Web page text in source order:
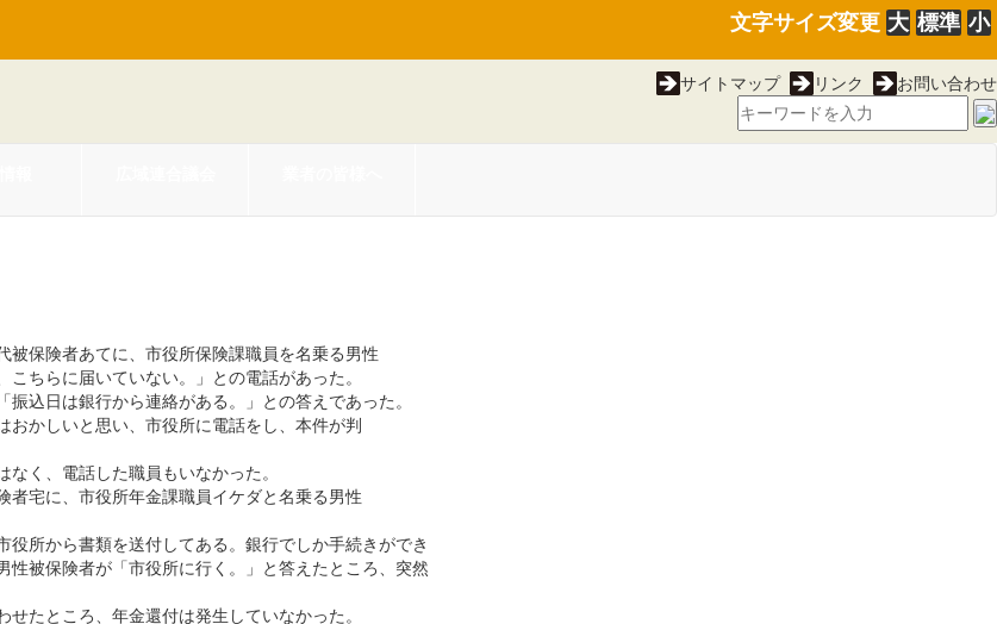
文字サイズ変更 大 標準 小
サイトマップ リンク お問い合わせ
保険者あてに、市役所保険課職員を名乗る男性
ちらに届いていない。」との電話があった。
込日は銀行から連絡がある。」との答えであった。
かしいと思い、市役所に電話をし、本件が判
く、電話した職員もいなかった。
宅に、市役所年金課職員イケダと名乗る男性
所から書類を送付してある。銀行でしか手続きができ
被保険者が「市役所に行く。」と答えたところ、突然
たところ、年金還付は発生していなかった。